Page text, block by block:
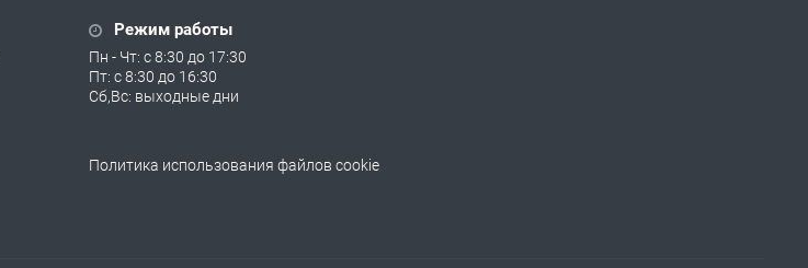
Режим работы
Пн - Чт: с 8:30 до 17:30
Пт: с 8:30 до 16:30
Сб,Вс: выходные дни
Политика использования файлов cookie